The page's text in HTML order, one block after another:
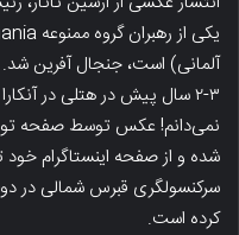
آلمانی) است، جنجال آفرین
۳-۲ سال پیش در هتلی در
نمی‌دانم! عکس توسط صفحه
شده و از صفحه اینستاگرام
سرکنسولگری قبرس شمالی در
کرده است.